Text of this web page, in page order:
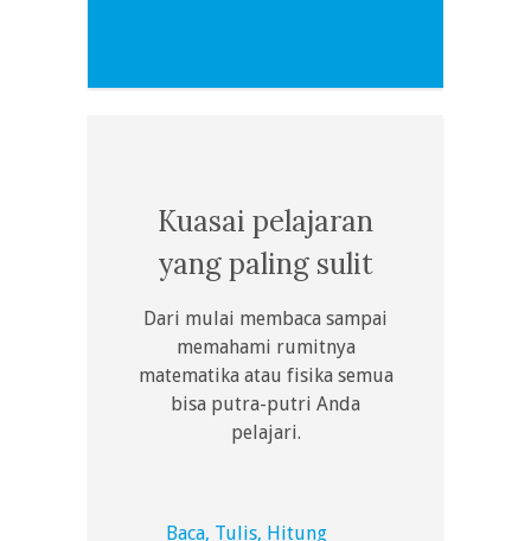
Kuasai pelajaran
yang paling sulit
Dari mulai membaca sampai
memahami rumitnya
matematika atau fisika semua
bisa putra-putri Anda
pelajari.
Baca, Tulis, Hitung